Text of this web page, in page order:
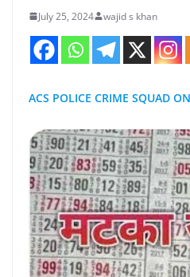
July 25, 2024 wajid s khan
ACS POLICE CRIME SQUAD